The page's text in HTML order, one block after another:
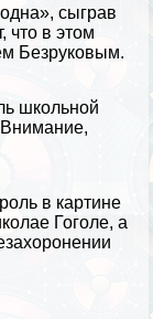
сыграв
что в этом
Безруковым.
школьной
в картине
Гоголе, а